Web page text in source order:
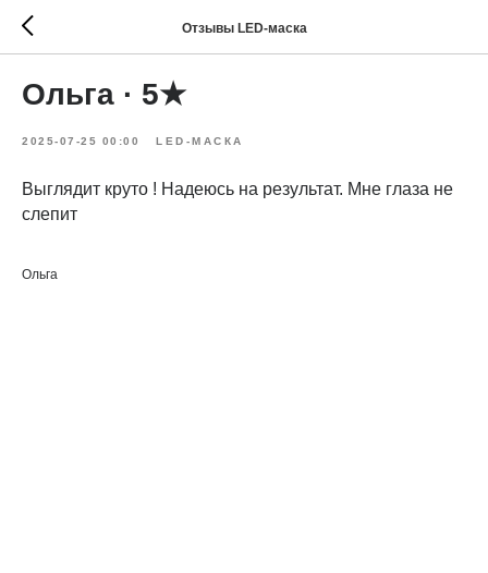
Отзывы LED-маска
Ольга · 5★
2025-07-25 00:00 LED-МАСКА
Выглядит круто ! Надеюсь на результат. Мне глаза не
слепит
Ольга